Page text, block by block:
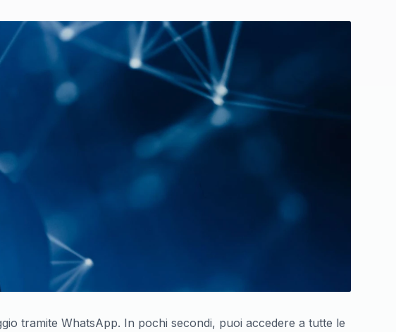
tramite WhatsApp. In pochi secondi, puoi accedere a tutte le